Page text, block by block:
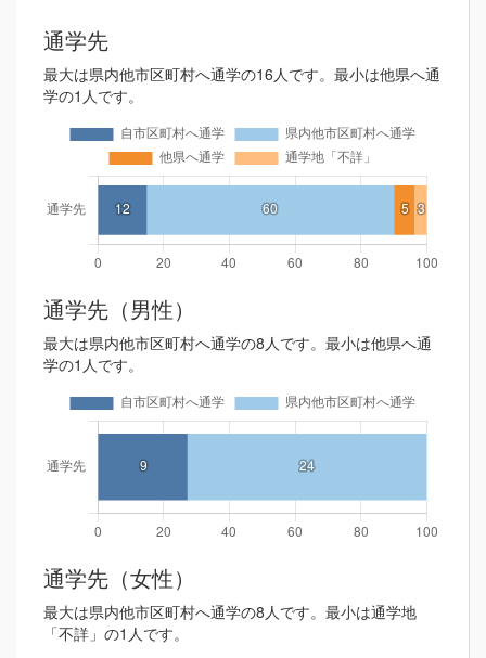
通学先
最大は県内他市区町村へ通学の16人です。最小は他県へ通
学の1人です。
通学先（男性）
最大は県内他市区町村へ通学の8人です。最小は他県へ通
学の1人です。
通学先（女性）
最大は県内他市区町村へ通学の8人です。最小は通学地
「不詳」の1人です。